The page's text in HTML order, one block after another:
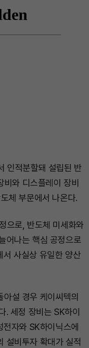
인적분할돼 설립된 반
와 디스플레이 장비
체 부문에서 나온다.
으로, 반도체 미세화와
어나는 핵심 공정으로
서 사실상 유일한 양산
설 경우 케이씨텍의
. 세정 장비는 SK하이
자와 SK하이닉스에
설비투자 확대가 실적